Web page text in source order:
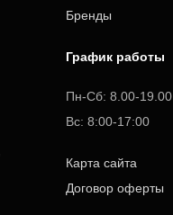
Бренды
График работы
Пн-Сб: 8.00-19.00
Вс: 8:00-17:00
Карта сайта
Договор оферты